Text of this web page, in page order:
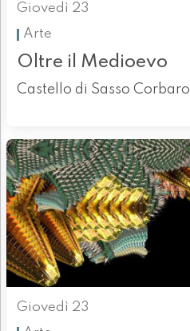
Giovedì 23
Arte
Oltre il Medioevo
Castello di Sasso Corbaro
Giovedì 23